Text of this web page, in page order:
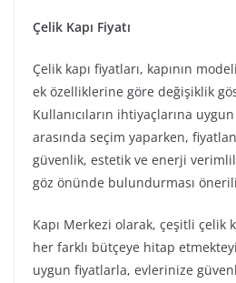
Çelik Kapı Fiyatı
Çelik kapı fiyatları, kapının
ek özelliklerine göre değişiklik
Kullanıcıların ihtiyaçlarına
arasında seçim yaparken,
güvenlik, estetik ve enerji
göz önünde bulundurması
Kapı Merkezi olarak, çeşitli çelik
her farklı bütçeye hitap
uygun fiyatlarla, evlerinize